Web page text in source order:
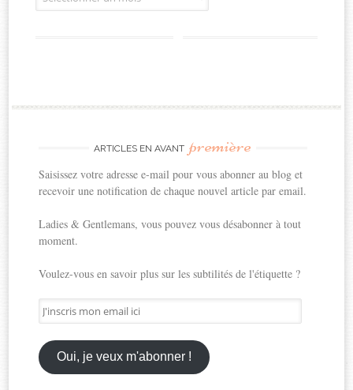
ARTICLES EN AVANT première
Saisissez votre adresse e-mail pour vous abonner au blog et
recevoir une notification de chaque nouvel article par email.
Ladies & Gentlemans, vous pouvez vous désabonner à tout
moment.
Voulez-vous en savoir plus sur les subtilités de l'étiquette ?
J'inscris
mon
email
ici
Oui, je veux m'abonner !